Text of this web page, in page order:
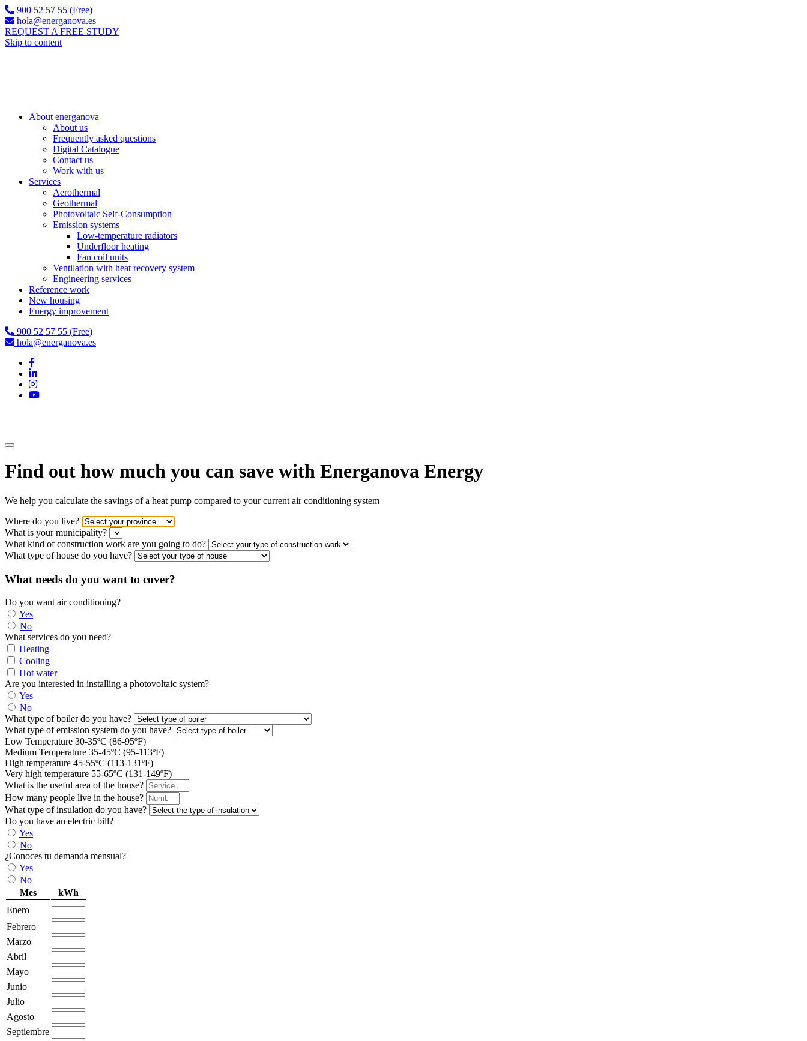
900 52 57 55 (Free)
hola@energanova.es
REQUEST A FREE STUDY
Skip to content
About energanova
About us
Frequently asked questions
Digital Catalogue
Contact us
Work with us
Services
Aerothermal
Geothermal
Photovoltaic Self-Consumption
Emission systems
Low-temperature radiators
Underfloor heating
Fan coil units
Ventilation with heat recovery system
Engineering services
Reference work
New housing
Energy improvement
900 52 57 55 (Free)
hola@energanova.es
Find out how much you can save with Energanova Energy
We help you calculate the savings of a heat pump compared to your current air conditioning system
Where do you live?
What is your municipality?
What kind of construction work are you going to do?
What type of house do you have?
What needs do you want to cover?
Do you want air conditioning?
Yes
No
What services do you need?
Heating
Cooling
Hot water
Are you interested in installing a photovoltaic system?
Yes
No
What type of boiler do you have?
What type of emission system do you have?
Low Temperature 30‐35ºC (86-95ºF)
Medium Temperature 35-45ºC (95-113ºF)
High temperature 45-55ºC (113-131ºF)
Very high temperature 55-65ºC (131-149ºF)
What is the useful area of the house?
How many people live in the house?
What type of insulation do you have?
Do you have an electric bill?
Yes
No
¿Conoces tu demanda mensual?
Yes
No
Mes
kWh
Enero
Febrero
Marzo
Abril
Mayo
Junio
Julio
Agosto
Septiembre